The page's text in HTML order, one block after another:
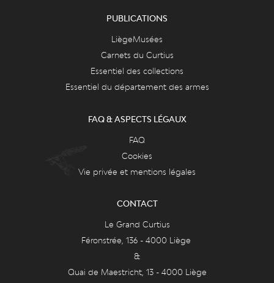
PUBLICATIONS
LiègeMusées
Carnets du Curtius
Essentiel des collections
Essentiel du département des armes
FAQ & ASPECTS LÉGAUX
FAQ
Cookies
Vie privée et mentions légales
CONTACT
Le Grand Curtius
Féronstrée, 136 - 4000 Liège
&
Quai de Maestricht, 13 - 4000 Liège